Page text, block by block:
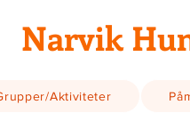
Narvik
Aktiviteter